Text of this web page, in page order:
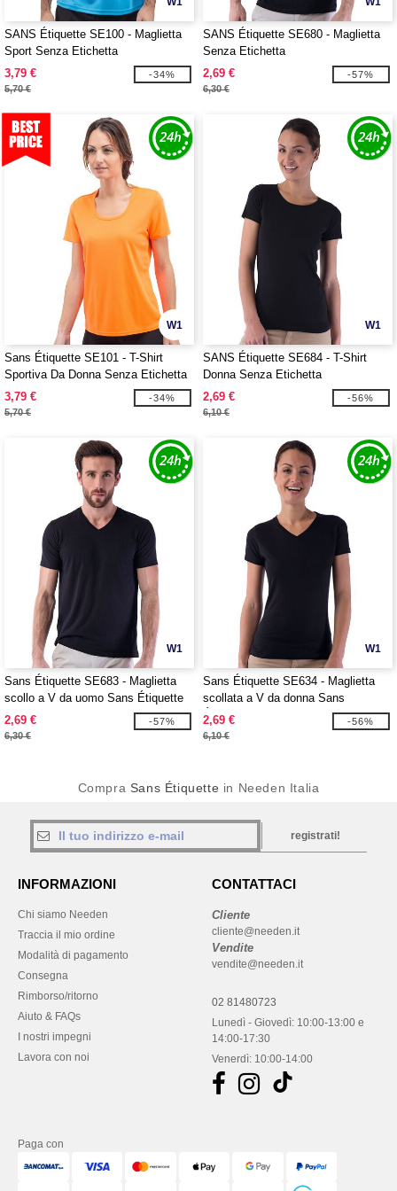
SANS Étiquette SE100 - Maglietta
Sport Senza Etichetta
3,79 €
5,70 €
-34%
SANS Étiquette SE680 - Maglietta
Senza Etichetta
2,69 €
6,30 €
-57%
W1
Sans Étiquette SE101 - T-Shirt
Sportiva Da Donna Senza Etichetta
3,79 €
5,70 €
-34%
W1
SANS Étiquette SE684 - T-Shirt
Donna Senza Etichetta
2,69 €
6,10 €
-56%
W1
Sans Étiquette SE683 - Maglietta
scollo a V da uomo Sans Étiquette
2,69 €
6,30 €
-57%
W1
Sans Étiquette SE634 - Maglietta
scollata a V da donna Sans
Étiquette
2,69 €
6,10 €
-56%
Compra Sans Étiquette in Needen Italia
registrati!
INFORMAZIONI
Chi siamo Needen
Traccia il mio ordine
Modalità di pagamento
Consegna
Rimborso/ritorno
Aiuto & FAQs
I nostri impegni
Lavora con noi
CONTATTACI
Cliente
cliente@needen.it
Vendite
vendite@needen.it
02 81480723
Lunedì - Giovedì: 10:00-13:00 e
14:00-17:30
Venerdì: 10:00-14:00
Paga con